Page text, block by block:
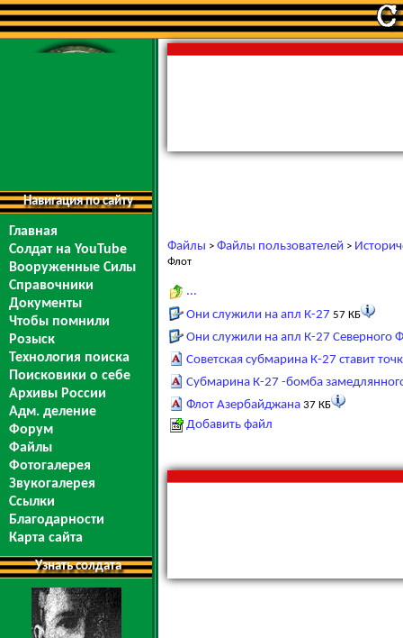
Навигация по сайту
Главная
Солдат на YouTube
Вооруженные Силы
Справочники
Документы
Чтобы помнили
Розыск
Технология поиска
Поисковики о себе
Архивы России
Адм. деление
Форум
Файлы
Фотогалерея
Звукогалерея
Ссылки
Благодарности
Карта сайта
Узнать солдата
Файлы > Файлы пользователей >
Флот
...
Они служили на апл К-27 57 КБ
Они служили на апл К-27 Северного
Советская субмарина К-27 ставит
Субмарина К-27 -бомба
Флот Азербайджана 37 КБ
Добавить файл